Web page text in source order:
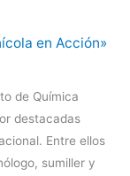
en Acción»
de Química
destacadas
Entre ellos
sumiller y